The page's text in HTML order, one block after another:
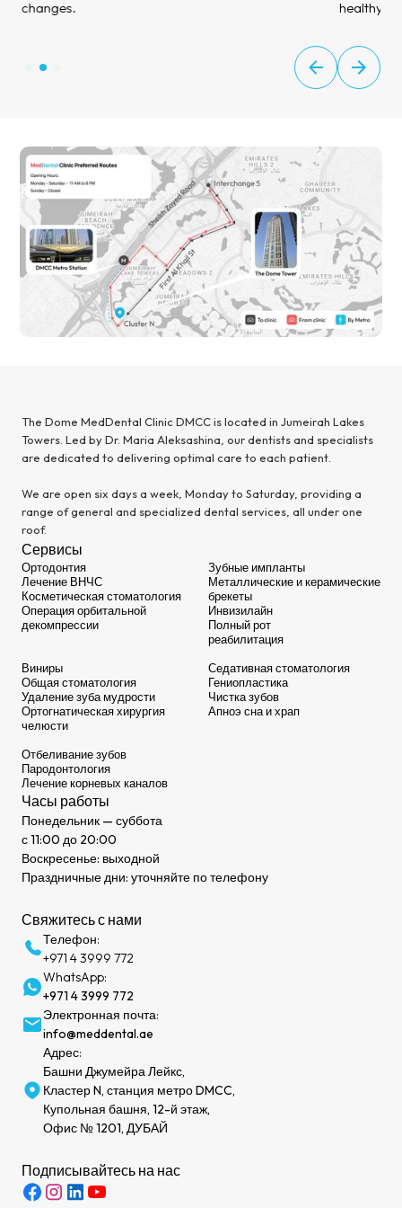
changes. healthy
The Dome MedDental Clinic DMCC is located in Jumeirah Lakes
Towers. Led by Dr. Maria Aleksashina, our dentists and specialists
are dedicated to delivering optimal care to each patient.
We are open six days a week, Monday to Saturday, providing a
range of general and specialized dental services, all under one
roof.
Сервисы
Ортодонтия
Лечение ВНЧС
Косметическая стоматология
Операция орбитальной
декомпрессии
Зубные импланты
Металлические и керамические
брекеты
Инвизилайн
Полный рот
реабилитация
Виниры
Общая стоматология
Удаление зуба мудрости
Ортогнатическая хирургия
челюсти
Седативная стоматология
Гениопластика
Чистка зубов
Апноэ сна и храп
Отбеливание зубов
Пародонтология
Лечение корневых каналов
Часы работы
Понедельник — суббота
с 11:00 до 20:00
Воскресенье: выходной
Праздничные дни: уточняйте по телефону
Свяжитесь с нами
Телефон:
+971 4 3999 772
WhatsApp:
+971 4 3999 772
Электронная почта:
info@meddental.ae
Адрес:
Башни Джумейра Лейкс,
Кластер N, станция метро DMCC,
Купольная башня, 12-й этаж,
Офис № 1201, ДУБАЙ
Подписывайтесь на нас